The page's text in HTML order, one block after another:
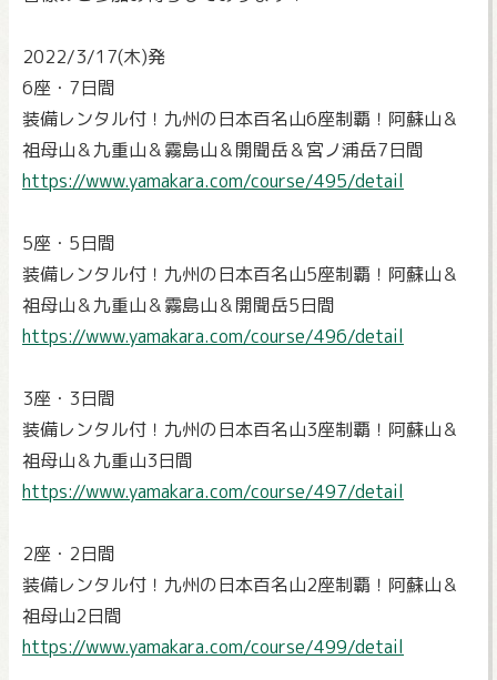
2022/3/17(木)発
6座・7日間
装備レンタル付！九州の日本百名山6座制覇！阿蘇山＆
祖母山＆九重山＆霧島山＆開聞岳＆宮ノ浦岳7日間
https://www.yamakara.com/course/495/detail
5座・5日間
装備レンタル付！九州の日本百名山5座制覇！阿蘇山＆
祖母山＆九重山＆霧島山＆開聞岳5日間
https://www.yamakara.com/course/496/detail
3座・3日間
装備レンタル付！九州の日本百名山3座制覇！阿蘇山＆
祖母山＆九重山3日間
https://www.yamakara.com/course/497/detail
2座・2日間
装備レンタル付！九州の日本百名山2座制覇！阿蘇山＆
祖母山2日間
https://www.yamakara.com/course/499/detail